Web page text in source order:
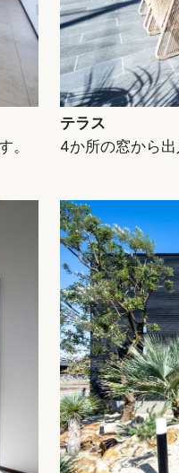
。
テラス
4か所の窓から